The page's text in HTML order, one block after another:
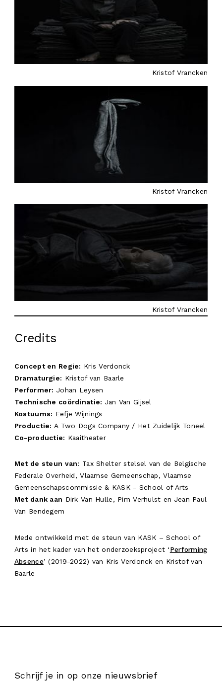
Kristof Vrancken
Kristof Vrancken
Kristof Vrancken
Credits
Concept en Regie: Kris Verdonck
Dramaturgie: Kristof van Baarle
Performer: Johan Leysen
Technische coördinatie: Jan Van Gijsel
Kostuums: Eefje Wijnings
Productie: A Two Dogs Company / Het Zuidelijk Toneel
Co-productie: Kaaitheater
Met de steun van: Tax Shelter stelsel van de Belgische
Federale Overheid, Vlaamse Gemeenschap, Vlaamse
Gemeenschapscommissie & KASK - School of Arts
Met dank aan Dirk Van Hulle, Pim Verhulst en Jean Paul
Van Bendegem
Mede ontwikkeld met de steun van KASK – School of
Arts in het kader van het onderzoeksproject ‘Performing
Absence’ (2019-2022) van Kris Verdonck en Kristof van
Baarle
Schrijf je in op onze nieuwsbrief